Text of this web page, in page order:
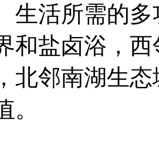
生活所需的
和盐卤浴，
北邻南湖生